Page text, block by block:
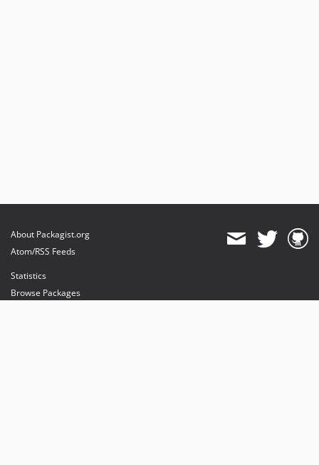
About Packagist.org
Atom/RSS Feeds
Statistics
Browse Packages